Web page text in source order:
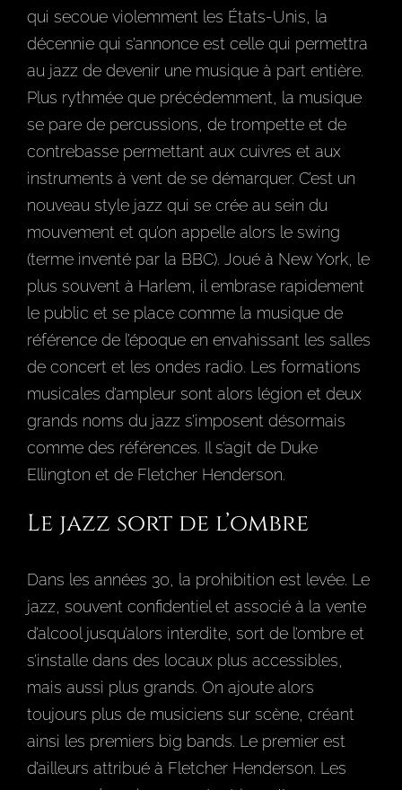
qui secoue violemment les États-Unis, la
décennie qui s’annonce est celle qui permettra
au jazz de devenir une musique à part entière.
Plus rythmée que précédemment, la musique
se pare de percussions, de trompette et de
contrebasse permettant aux cuivres et aux
instruments à vent de se démarquer. C’est un
nouveau style jazz qui se crée au sein du
mouvement et qu’on appelle alors le swing
(terme inventé par la BBC). Joué à New York, le
plus souvent à Harlem, il embrase rapidement
le public et se place comme la musique de
référence de l’époque en envahissant les salles
de concert et les ondes radio. Les formations
musicales d’ampleur sont alors légion et deux
grands noms du jazz s’imposent désormais
comme des références. Il s’agit de Duke
Ellington et de Fletcher Henderson.
Le jazz sort de l’ombre
Dans les années 30, la prohibition est levée. Le
jazz, souvent confidentiel et associé à la vente
d’alcool jusqu’alors interdite, sort de l’ombre et
s’installe dans des locaux plus accessibles,
mais aussi plus grands. On ajoute alors
toujours plus de musiciens sur scène, créant
ainsi les premiers big bands. Le premier est
d’ailleurs attribué à Fletcher Henderson. Les